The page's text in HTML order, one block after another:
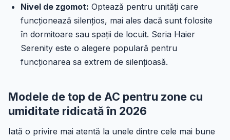
Nivel de zgomot: Optează pentru unități care
funcționează silențios, mai ales dacă sunt folosite
în dormitoare sau spații de locuit. Seria Haier
Serenity este o alegere populară pentru
funcționarea sa extrem de silențioasă.
Modele de top de AC pentru zone cu
umiditate ridicată în 2026
Iată o privire mai atentă la unele dintre cele mai bune